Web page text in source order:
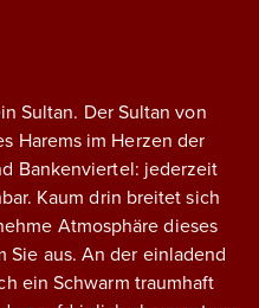
Sultan. Der Sultan von
Harems im Herzen der
Bankenviertel: jederzeit
Kaum drin breitet sich
Atmosphäre dieses
Sie aus. An der einladend
ein Schwarm traumhaft